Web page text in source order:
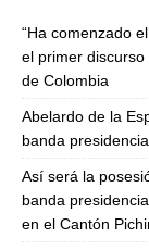
“Ha comenzado
el primer
de Colombia
Abelardo de la
banda
Así será la
banda
en el Cantón